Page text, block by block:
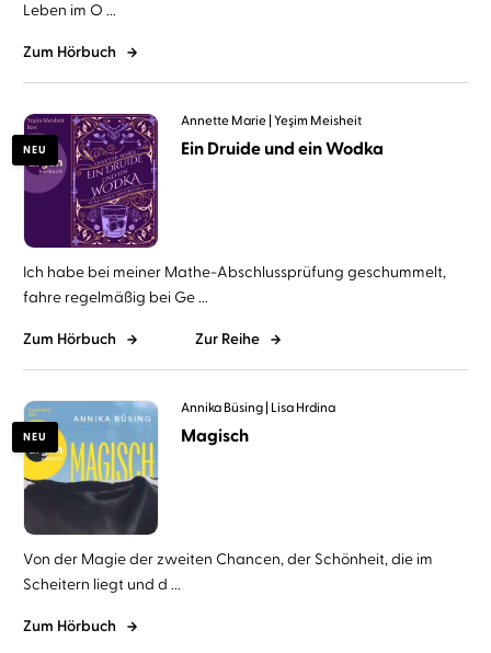
Leben im O ...
Zum Hörbuch
NEU
Annette Marie Yeşim Meisheit
Ein Druide und ein Wodka
Ich habe bei meiner Mathe-Abschlussprüfung geschummelt,
fahre regelmäßig bei Ge ...
Zum Hörbuch Zur Reihe
NEU
Annika Büsing Lisa Hrdina
Magisch
Von der Magie der zweiten Chancen, der Schönheit, die im
Scheitern liegt und d ...
Zum Hörbuch